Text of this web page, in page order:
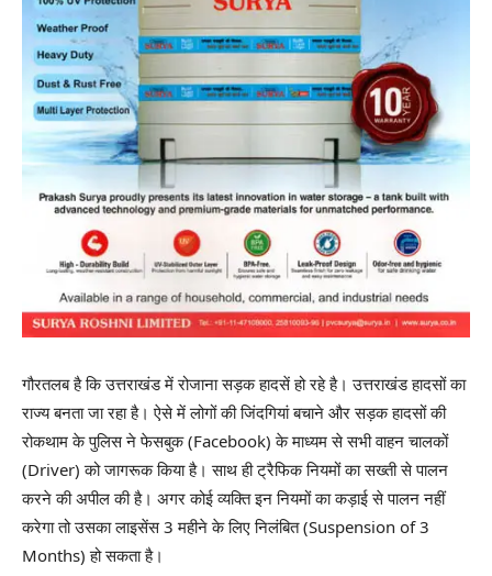
गौरतलब है कि उत्तराखंड में रोजाना सड़क हादसें हो रहे है। उत्तराखंड हादसों का
राज्य बनता जा रहा है। ऐसे में लोगों की जिंदगियां बचाने और सड़क हादसों की
रोकथाम के पुलिस ने फेसबुक (Facebook) के माध्यम से सभी वाहन चालकों
(Driver) को जागरूक किया है। साथ ही ट्रैफिक नियमों का सख्ती से पालन
करने की अपील की है। अगर कोई व्यक्ति इन नियमों का कड़ाई से पालन नहीं
करेगा तो उसका लाइसेंस 3 महीने के लिए निलंबित (Suspension of 3
Months) हो सकता है।